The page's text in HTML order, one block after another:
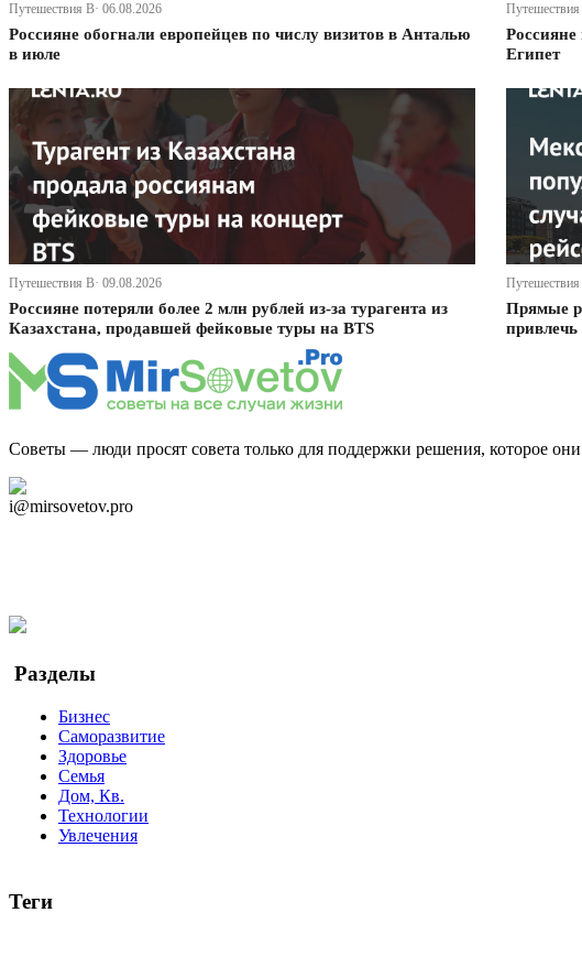
Путешествия В· 06.08.2026
Россияне обогнали европейцев по числу визитов в Анталью
в июле
Египет
Путешествия В· 09.08.2026
Россияне потеряли более 2 млн рублей из-за турагента из
Казахстана, продавшей фейковые туры на BTS
Прямые
Советы — люди просят совета только для поддержки решения, которое
i@mirsovetov.pro
Разделы
Бизнес
Саморазвитие
Здоровье
Семья
Дом, Кв.
Технологии
Увлечения
Теги